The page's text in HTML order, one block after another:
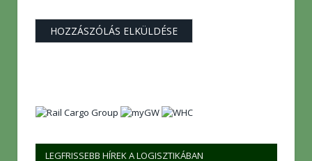
LEGFRISSEBB HÍREK A LOGISZTIKÁBAN